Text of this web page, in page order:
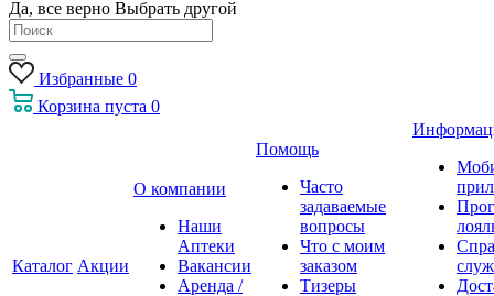
Да, все верно Выбрать другой
Избранные 0
Корзина пуста 0
Каталог Акции
О компании
Наши
Аптеки
Вакансии
Аренда /
Помощь
Часто
задаваемые
вопросы
Что с моим
заказом
Тизеры